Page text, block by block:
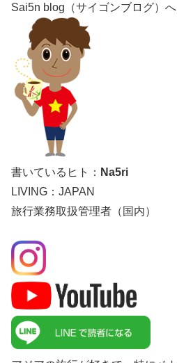
Sai5n blog（サイゴンブログ）へ
書いているヒト： Na5ri
LIVING：JAPAN
旅行業務取扱管理者（国内）